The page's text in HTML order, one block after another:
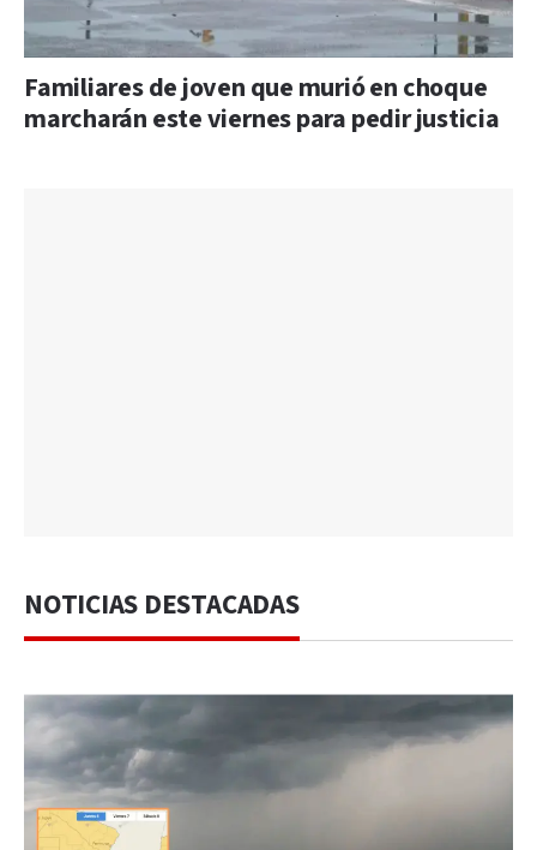
Familiares de joven que murió en choque
marcharán este viernes para pedir justicia
NOTICIAS DESTACADAS